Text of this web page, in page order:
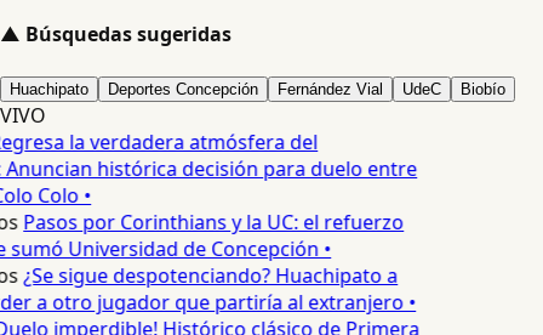
▲ Búsquedas sugeridas
Huachipato Deportes Concepción Fernández Vial UdeC Biobío
VIVO
la verdadera atmósfera del
histórica decisión para duelo entre
Colo •
Pasos por Corinthians y la UC: el refuerzo
Universidad de Concepción •
¿Se sigue despotenciando? Huachipato a
a otro jugador que partiría al extranjero •
imperdible! Histórico clásico de Primera